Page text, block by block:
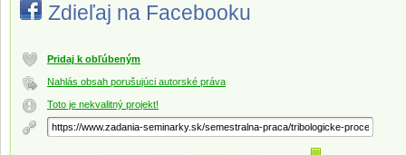
Zdieľaj na Facebooku
Pridaj k obľúbeným
Nahlás obsah porušujúci autorské práva
Toto je nekvalitný projekt!